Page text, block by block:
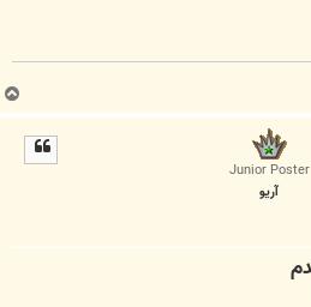
Junior Poster
آريو